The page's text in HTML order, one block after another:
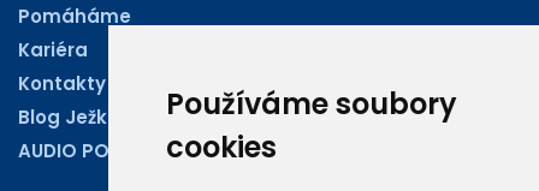
Používáme soubory
cookies
Pomáháme
Kariéra
Kontakty
Blog Ježkoviny
AUDIO PODCASTY